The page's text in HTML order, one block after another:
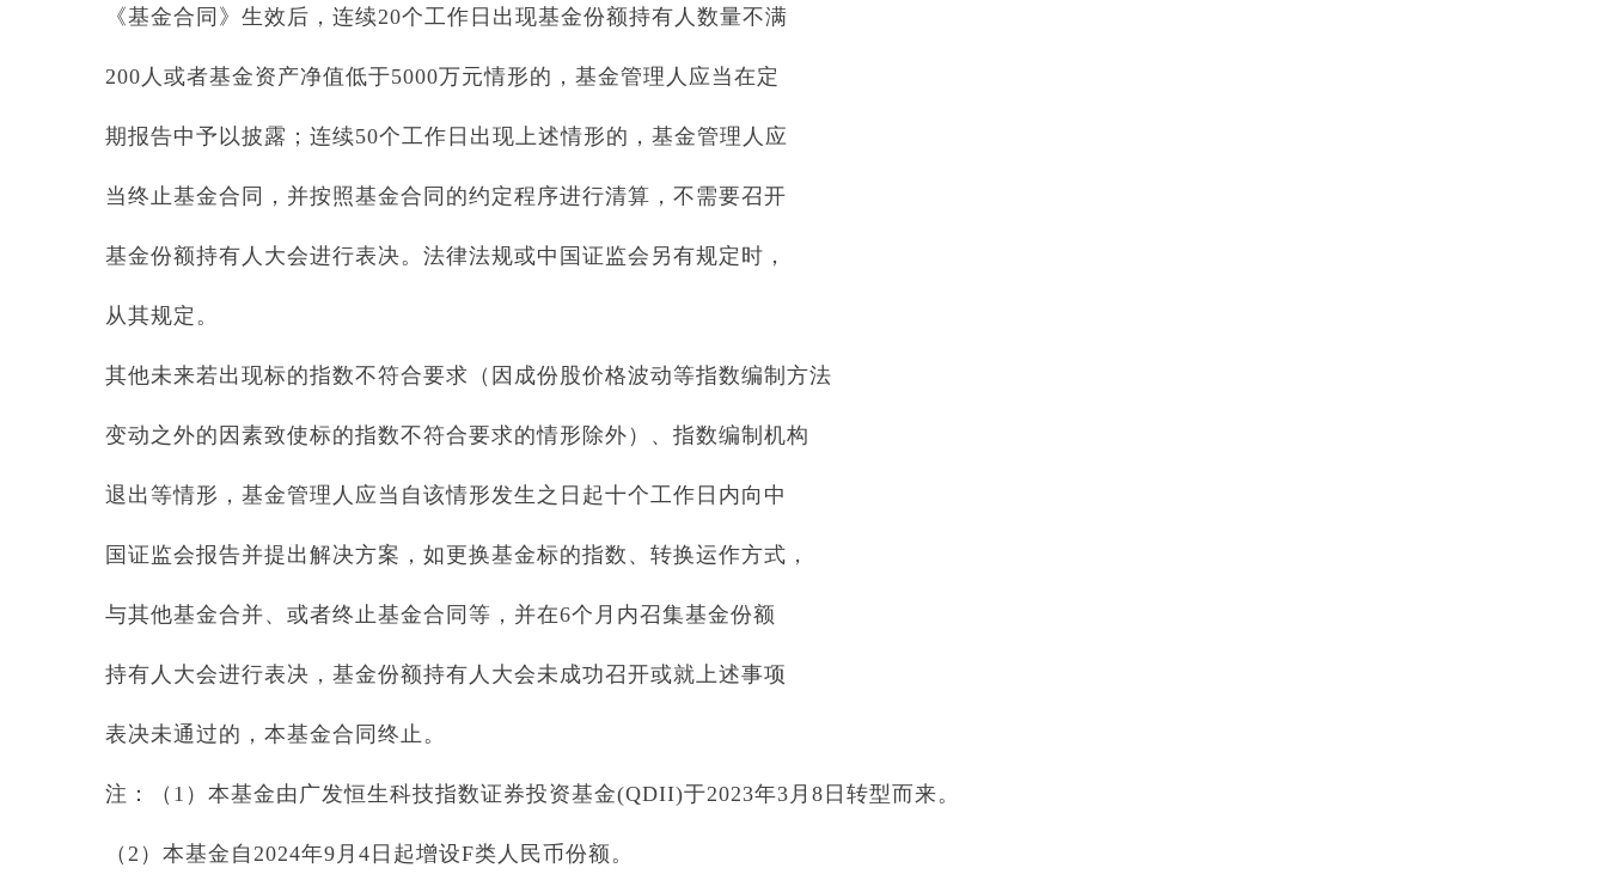
《基金合同》生效后，连续20个工作日出现基金份额持有人数量不满
200人或者基金资产净值低于5000万元情形的，基金管理人应当在定
期报告中予以披露；连续50个工作日出现上述情形的，基金管理人应
当终止基金合同，并按照基金合同的约定程序进行清算，不需要召开
基金份额持有人大会进行表决。法律法规或中国证监会另有规定时，
从其规定。
其他未来若出现标的指数不符合要求（因成份股价格波动等指数编制方法
变动之外的因素致使标的指数不符合要求的情形除外）、指数编制机构
退出等情形，基金管理人应当自该情形发生之日起十个工作日内向中
国证监会报告并提出解决方案，如更换基金标的指数、转换运作方式，
与其他基金合并、或者终止基金合同等，并在6个月内召集基金份额
持有人大会进行表决，基金份额持有人大会未成功召开或就上述事项
表决未通过的，本基金合同终止。
注：（1）本基金由广发恒生科技指数证券投资基金(QDII)于2023年3月8日转型而来。
（2）本基金自2024年9月4日起增设F类人民币份额。